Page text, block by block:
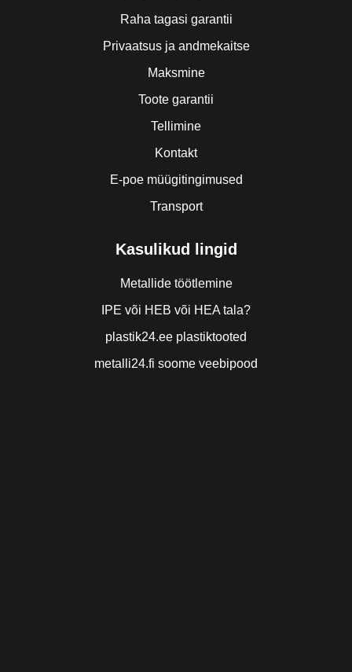
Raha tagasi garantii
Privaatsus ja andmekaitse
Maksmine
Toote garantii
Tellimine
Kontakt
E-poe müügitingimused
Transport
Kasulikud lingid
Metallide töötlemine
IPE või HEB või HEA tala?
plastik24.ee plastiktooted
metalli24.fi soome veebipood